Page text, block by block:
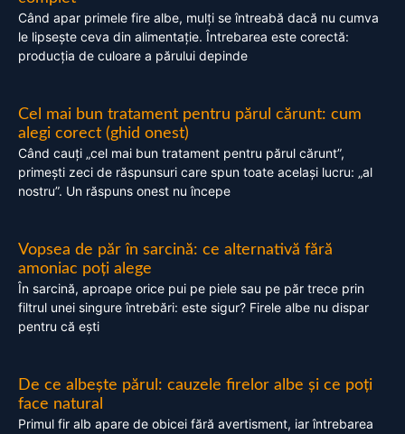
Când apar primele fire albe, mulți se întreabă dacă nu cumva
le lipsește ceva din alimentație. Întrebarea este corectă:
producția de culoare a părului depinde
Cel mai bun tratament pentru părul cărunt: cum
alegi corect (ghid onest)
Când cauți „cel mai bun tratament pentru părul cărunt”,
primești zeci de răspunsuri care spun toate același lucru: „al
nostru”. Un răspuns onest nu începe
Vopsea de păr în sarcină: ce alternativă fără
amoniac poți alege
În sarcină, aproape orice pui pe piele sau pe păr trece prin
filtrul unei singure întrebări: este sigur? Firele albe nu dispar
pentru că ești
De ce albește părul: cauzele firelor albe și ce poți
face natural
Primul fir alb apare de obicei fără avertisment, iar întrebarea